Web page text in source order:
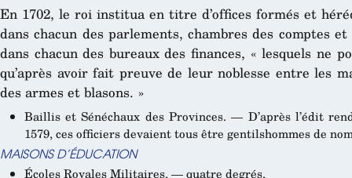
En 1702, le roi institua en titre d’offices formés et
dans chacun des parlements, chambres des comptes
dans chacun des bureaux des finances, « lesquels ne
qu’après avoir fait preuve de leur noblesse entre les
des armes et blasons. »
Baillis et Sénéchaux des Provinces. — D’après l’édit
1579, ces officiers devaient tous être gentilshommes de
MAISONS D’ÉDUCATION
Écoles Royales Militaires, — quatre degrés,